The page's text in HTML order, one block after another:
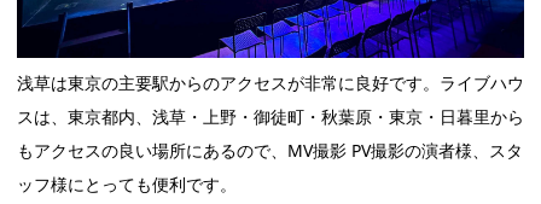
浅草は東京の主要駅からのアクセスが非常に良好です。ライブハウ
スは、東京都内、浅草・上野・御徒町・秋葉原・東京・日暮里から
もアクセスの良い場所にあるので、MV撮影 PV撮影の演者様、スタ
ッフ様にとっても便利です。